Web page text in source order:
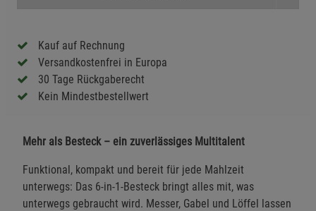
Kauf auf Rechnung
Versandkostenfrei in Europa
30 Tage Rückgaberecht
Kein Mindestbestellwert
Mehr als Besteck – ein zuverlässiges Multitalent
Funktional, kompakt und bereit für jede Mahlzeit
unterwegs: Das 6-in-1-Besteck bringt alles mit, was
unterwegs gebraucht wird. Messer, Gabel und Löffel lassen